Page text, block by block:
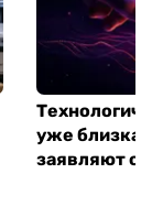
уже близка:
заявляют о